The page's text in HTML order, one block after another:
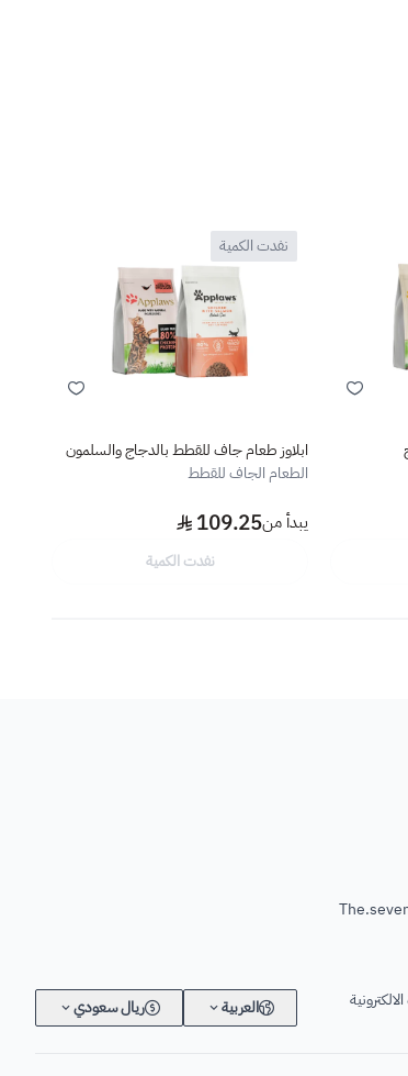
نفدت الكمية
ابلاوز طعام جاف للقطط بالدجاج والسلمون
الطعام الجاف للقطط
يبدأ من109.25
نفدت الكمية
العربية ريال سعودي